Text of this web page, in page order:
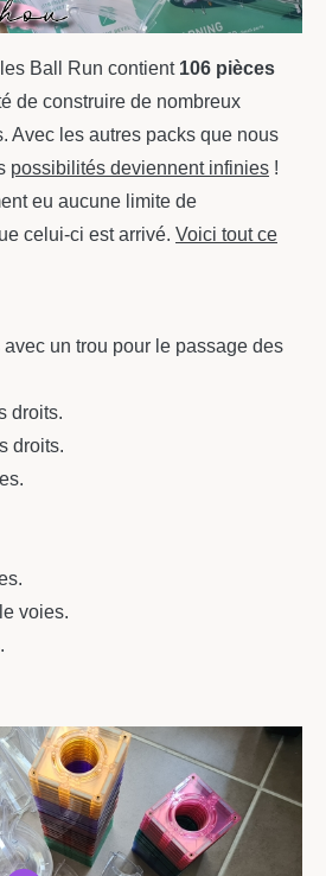
Ball Run contient 106 pièces
de construire de nombreux
Avec les autres packs que nous
possibilités deviennent infinies !
eu aucune limite de
celui-ci est arrivé. Voici tout ce
un trou pour le passage des
droits.
droits.
voies.